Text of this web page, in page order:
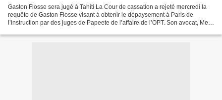
Gaston Flosse sera jugé à Tahiti La Cour de cassation a rejeté mercredi la
requête de Gaston Flosse visant à obtenir le dépaysement à Paris de
l’instruction par des juges de Papeete de l’affaire de l’OPT. Son avocat, Me